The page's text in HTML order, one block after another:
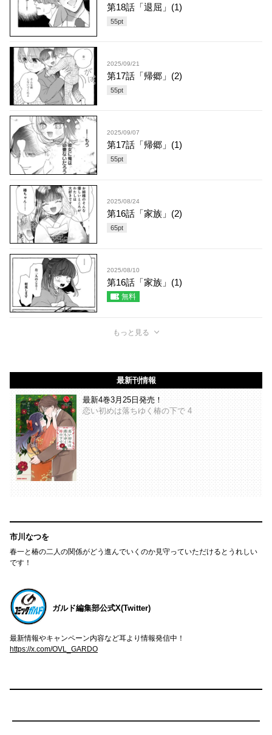
第18話「退屈」(1)
55pt
2025/09/21
第17話「帰郷」(2)
55pt
2025/09/07
第17話「帰郷」(1)
55pt
2025/08/24
第16話「家族」(2)
65pt
2025/08/10
第16話「家族」(1)
無料
もっと見る
最新刊情報
最新4巻3月25日発売！
恋い初めは落ちゆく椿の下で 4
市川なつを
春一と椿の二人の関係がどう進んでいくのか見守っていただけるとうれしい
です！
ガルド編集部公式X(Twitter)
最新情報やキャンペーン内容など耳より情報発信中！
https://x.com/OVL_GARDO